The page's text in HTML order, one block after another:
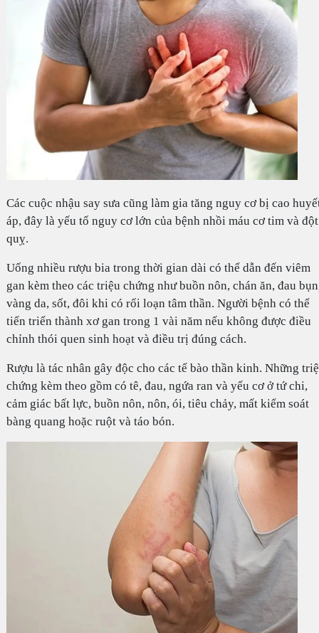
Các cuộc nhậu say sưa cũng làm gia tăng nguy cơ bị cao
áp, đây là yếu tố nguy cơ lớn của bệnh nhồi máu cơ tim và đột
quỵ.
Uống nhiều rượu bia trong thời gian dài có thể dẫn đến viêm
gan kèm theo các triệu chứng như buồn nôn, chán ăn, đau
vàng da, sốt, đôi khi có rối loạn tâm thần. Người bệnh có thể
tiến triển thành xơ gan trong 1 vài năm nếu không được điều
chỉnh thói quen sinh hoạt và điều trị đúng cách.
Rượu là tác nhân gây độc cho các tế bào thần kinh. Những
chứng kèm theo gồm có tê, đau, ngứa ran và yếu cơ ở tứ chi,
cảm giác bất lực, buồn nôn, nôn, ói, tiêu chảy, mất kiểm soát
bàng quang hoặc ruột và táo bón.